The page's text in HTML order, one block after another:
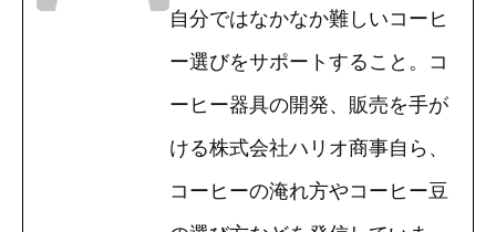
自分ではなかなか難しいコーヒ
ー選びをサポートすること。コ
ーヒー器具の開発、販売を手が
ける株式会社ハリオ商事自ら、
コーヒーの淹れ方やコーヒー豆